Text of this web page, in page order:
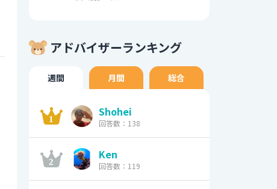
アドバイザーランキング
週間 月間 総合
Shohei
回答数：138
Ken
回答数：119